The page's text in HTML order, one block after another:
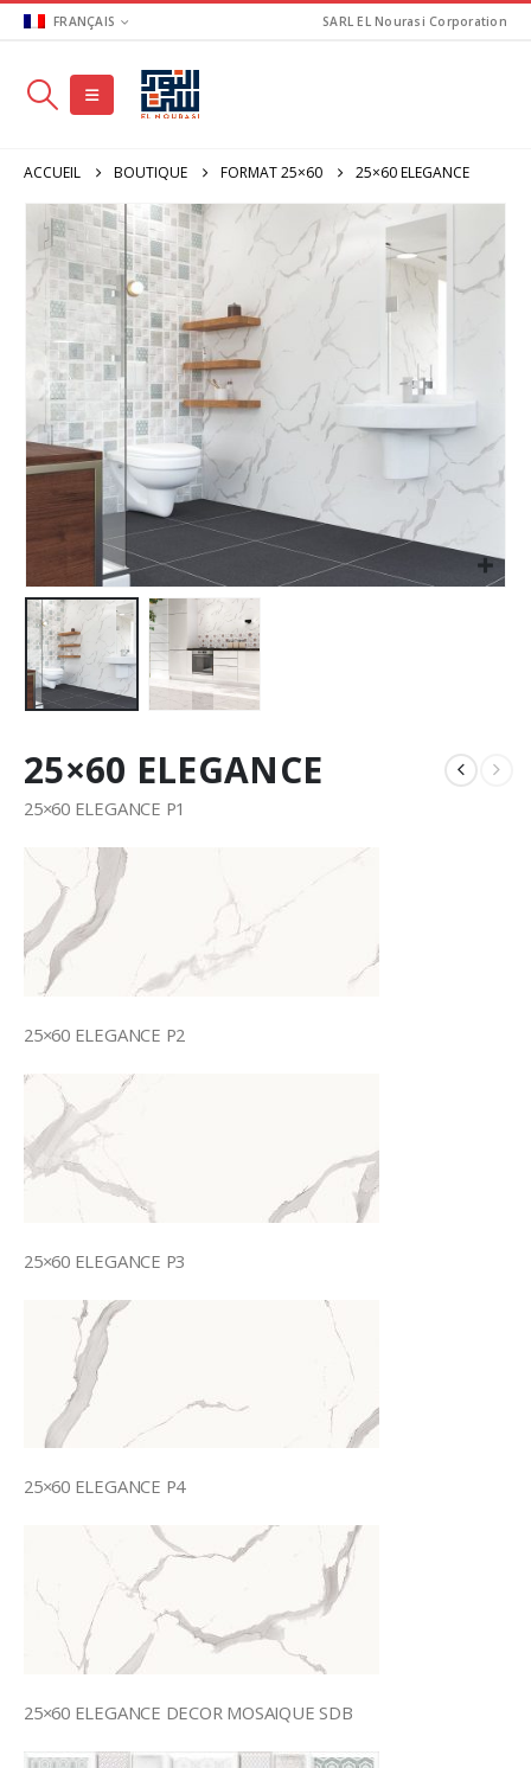
FRANÇAIS SARL EL Nourasi Corporation
ACCUEIL BOUTIQUE FORMAT 25×60 25×60 ELEGANCE
25×60 ELEGANCE
25×60 ELEGANCE P1
25×60 ELEGANCE P2
25×60 ELEGANCE P3
25×60 ELEGANCE P4
25×60 ELEGANCE DECOR MOSAIQUE SDB